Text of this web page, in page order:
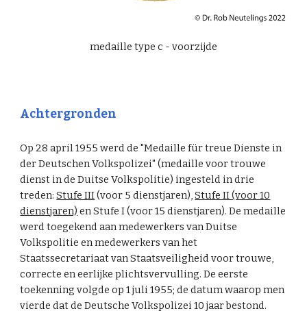
medaille type c - voorzijde
Achtergronden
Op 28 april 1955 werd de "Medaille für treue Dienste in
der Deutschen Volkspolizei" (medaille voor trouwe
dienst in de Duitse Volkspolitie) ingesteld in drie
treden:Stufe III(voor 5 dienstjaren),Stufe II (voor 10
dienstjaren) en Stufe I (voor 15 dienstjaren). De medaille
werd toegekend aan medewerkers van Duitse
Volkspolitie en medewerkers van het
Staatssecretariaat van Staatsveiligheid voor trouwe,
correcte en eerlijke plichtsvervulling. De eerste
toekenning volgde op 1 juli 1955; de datum waarop men
vierde dat de Deutsche Volkspolizei 10 jaar bestond.